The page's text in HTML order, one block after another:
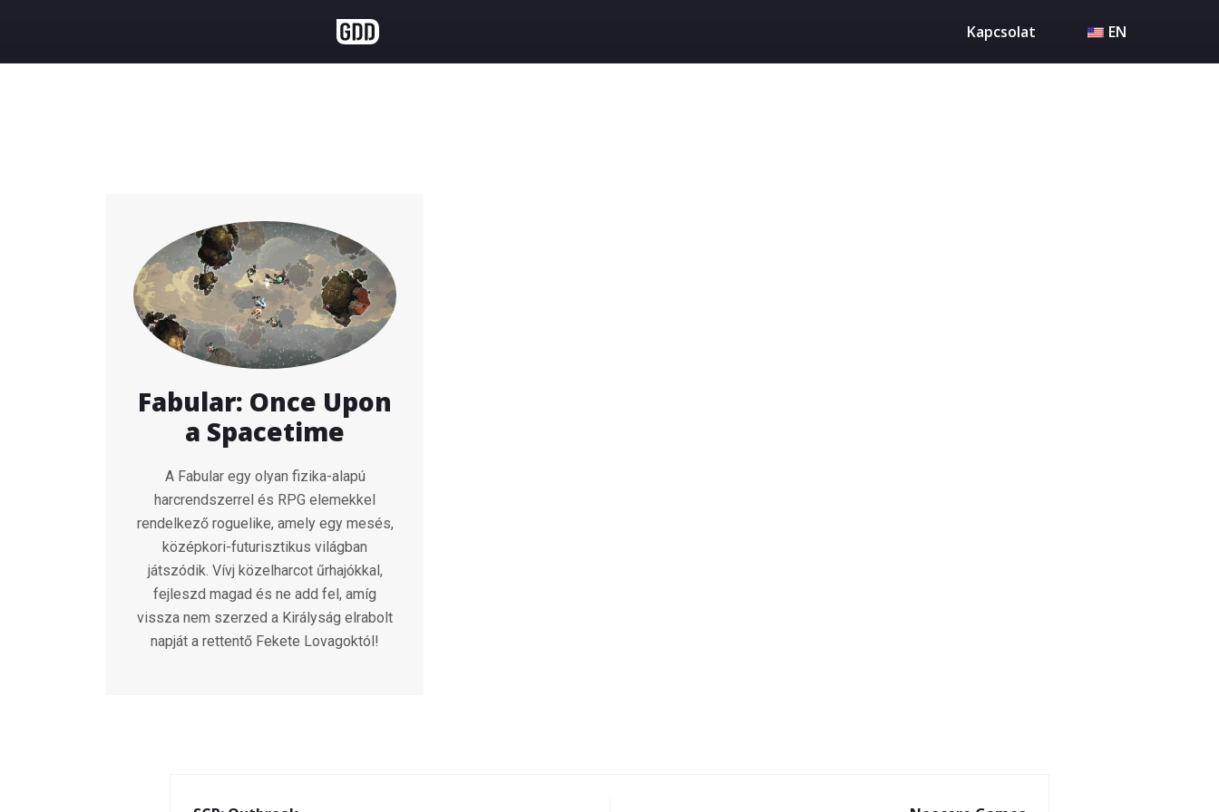
Kapcsolat EN
Fabular: Once Upon
a Spacetime
A Fabular egy olyan fizika-alapú
harcrendszerrel és RPG elemekkel
rendelkező roguelike, amely egy mesés,
középkori-futurisztikus világban
játszódik. Vívj közelharcot űrhajókkal,
fejleszd magad és ne add fel, amíg
vissza nem szerzed a Királyság elrabolt
napját a rettentő Fekete Lovagoktól!